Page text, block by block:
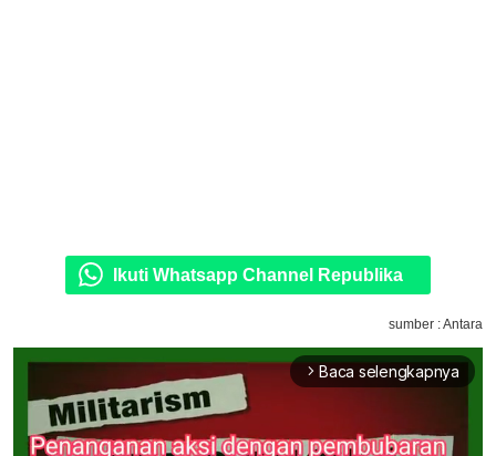
Ikuti Whatsapp Channel Republika
sumber : Antara
arrow_forward_ios Baca selengkapnya